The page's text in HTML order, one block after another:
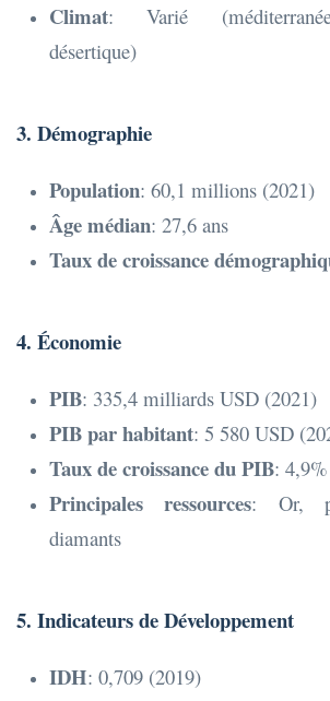
Climat: Varié
désertique)
3. Démographie
Population: 60,1 millions (2021)
Âge médian: 27,6 ans
Taux de croissance
4. Économie
PIB: 335,4 milliards USD (2021)
PIB par habitant: 5 580 USD
Taux de croissance du PIB:
Principales ressources: Or,
diamants
5. Indicateurs de Développement
IDH: 0,709 (2019)